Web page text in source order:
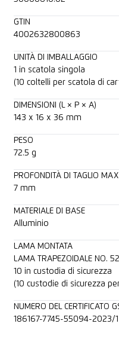
GTIN
4002632800863
UNITÀ DI IMBALLAGGIO
1 in scatola singola
(10 coltelli per scatola di
DIMENSIONI (L × P × A)
143 x 16 x 36 mm
PESO
72.5 g
PROFONDITÀ DI TAGLIO
7 mm
MATERIALE DI BASE
Alluminio
LAMA MONTATA
LAMA TRAPEZOIDALE NO.
10 in custodia di sicurezza
(10 custodie di sicurezza
NUMERO DEL CERTIFICATO
186167-7745-55094-2023/1